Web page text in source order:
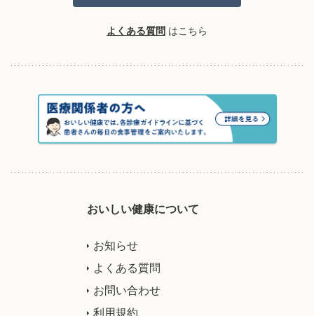
よくある質問 はこちら
おいしい健康について
お知らせ
よくある質問
お問い合わせ
利用規約